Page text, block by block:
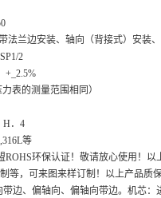
法兰边安装、轴向（背接式）安
2
+_2.5%
表的测量范围相同）
．4
等
环保认证！敬请放心使用！
等，可来图来样订制！以上产品质
边、偏轴向、偏轴向带边。机芯